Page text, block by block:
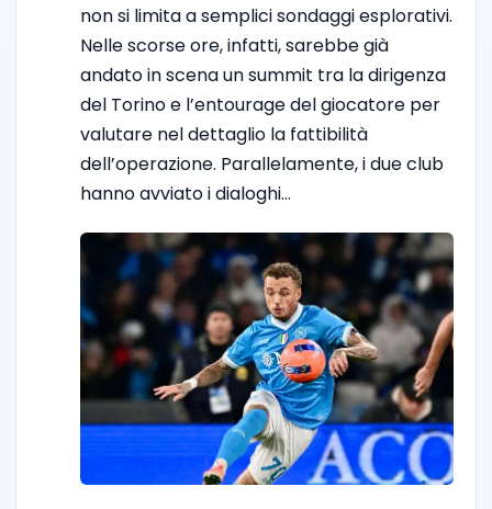
non si limita a semplici sondaggi esplorativi.
Nelle scorse ore, infatti, sarebbe già
andato in scena un summit tra la dirigenza
del Torino e l’entourage del giocatore per
valutare nel dettaglio la fattibilità
dell’operazione. Parallelamente, i due club
hanno avviato i dialoghi…